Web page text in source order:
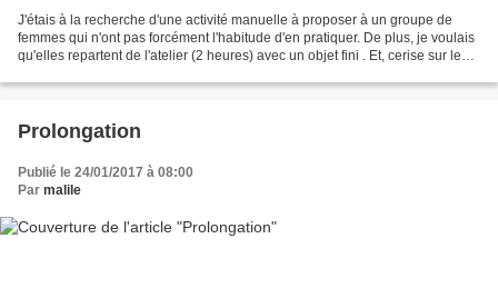
J'étais à la recherche d'une activité manuelle à proposer à un groupe de
femmes qui n'ont pas forcément l'habitude d'en pratiquer. De plus, je voulais
qu'elles repartent de l'atelier (2 heures) avec un objet fini . Et, cerise sur le
Prolongation
Publié le 24/01/2017 à 08:00
Par malile